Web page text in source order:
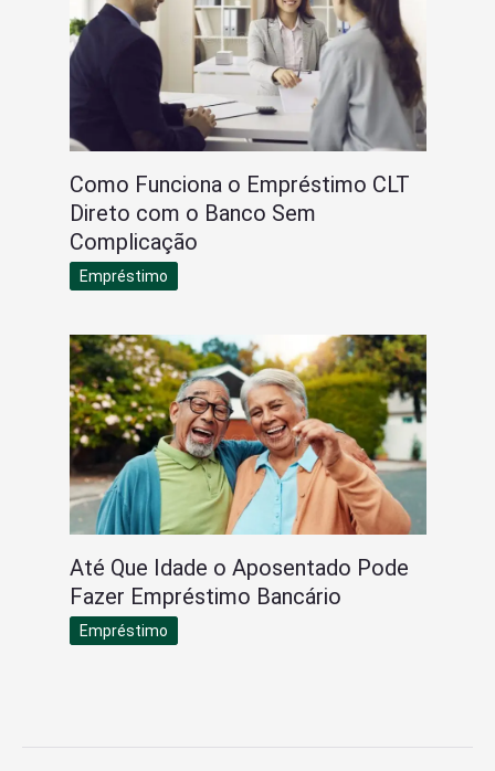
Como Funciona o Empréstimo CLT
Direto com o Banco Sem
Complicação
Empréstimo
Até Que Idade o Aposentado Pode
Fazer Empréstimo Bancário
Empréstimo